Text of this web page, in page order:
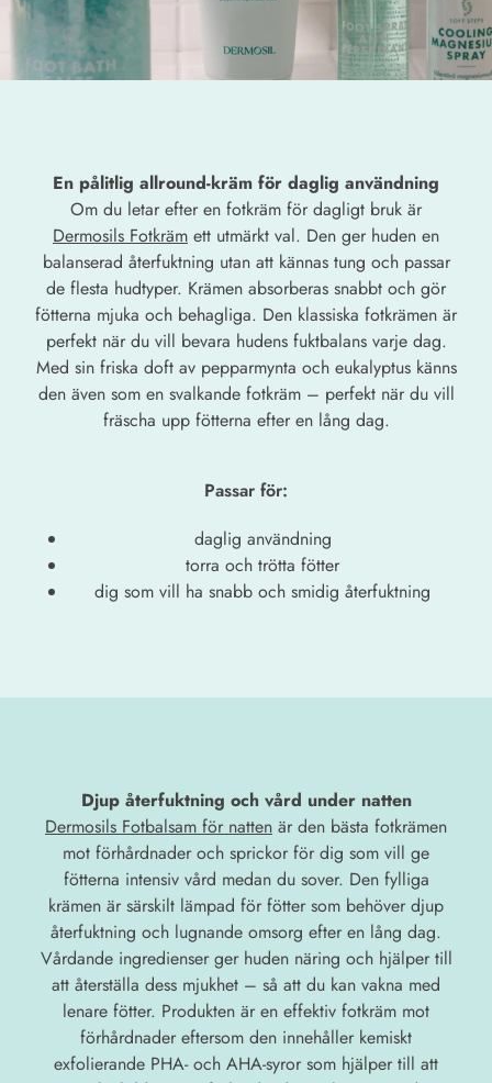
En pålitlig allround-kräm för daglig användning
Om du letar efter en fotkräm för dagligt bruk är
Dermosils Fotkräm ett utmärkt val. Den ger huden en
balanserad återfuktning utan att kännas tung och passar
de flesta hudtyper. Krämen absorberas snabbt och gör
fötterna mjuka och behagliga. Den klassiska fotkrämen är
perfekt när du vill bevara hudens fuktbalans varje dag.
Med sin friska doft av pepparmynta och eukalyptus känns
den även som en svalkande fotkräm – perfekt när du vill
fräscha upp fötterna efter en lång dag.
Passar för:
daglig användning
torra och trötta fötter
dig som vill ha snabb och smidig återfuktning
Djup återfuktning och vård under natten
Dermosils Fotbalsam för natten är den bästa fotkrämen
mot förhårdnader och sprickor för dig som vill ge
fötterna intensiv vård medan du sover. Den fylliga
krämen är särskilt lämpad för fötter som behöver djup
återfuktning och lugnande omsorg efter en lång dag.
Vårdande ingredienser ger huden näring och hjälper till
att återställa dess mjukhet – så att du kan vakna med
lenare fötter. Produkten är en effektiv fotkräm mot
förhårdnader eftersom den innehåller kemiskt
exfolierande PHA- och AHA-syror som hjälper till att